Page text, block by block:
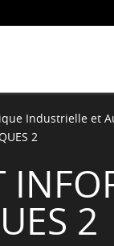
Industrielle et
2
2